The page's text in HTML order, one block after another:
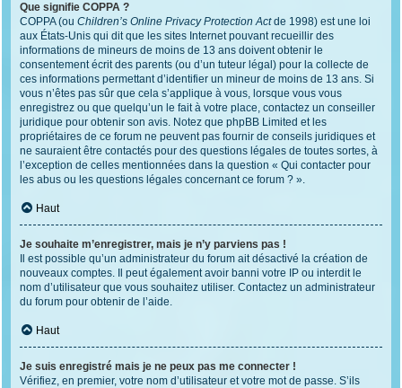
Que signifie COPPA ?
COPPA (ou Children’s Online Privacy Protection Actde 1998) est une loi
aux États-Unis qui dit que les sites Internet pouvant recueillir des
informations de mineurs de moins de 13 ans doivent obtenir le
consentement écrit des parents (ou d’un tuteur légal) pour la collecte de
ces informations permettant d’identifier un mineur de moins de 13 ans. Si
vous n’êtes pas sûr que cela s’applique à vous, lorsque vous vous
enregistrez ou que quelqu’un le fait à votre place, contactez un conseiller
juridique pour obtenir son avis. Notez que phpBB Limited et les
propriétaires de ce forum ne peuvent pas fournir de conseils juridiques et
ne sauraient être contactés pour des questions légales de toutes sortes, à
l’exception de celles mentionnées dans la question « Qui contacter pour
les abus ou les questions légales concernant ce forum ? ».
Haut
Je souhaite m’enregistrer, mais je n’y parviens pas !
Il est possible qu’un administrateur du forum ait désactivé la création de
nouveaux comptes. Il peut également avoir banni votre IP ou interdit le
nom d’utilisateur que vous souhaitez utiliser. Contactez un administrateur
du forum pour obtenir de l’aide.
Haut
Je suis enregistré mais je ne peux pas me connecter !
Vérifiez, en premier, votre nom d’utilisateur et votre mot de passe. S’ils